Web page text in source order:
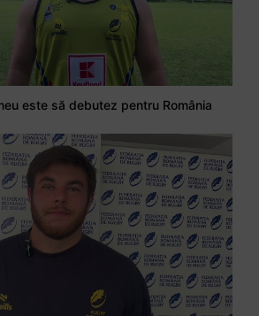
este să debutez pentru România